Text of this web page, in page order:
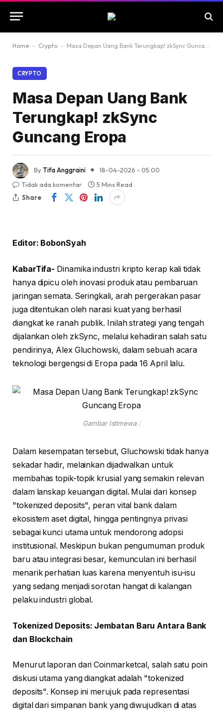
Home - Crypto - Masa Depan Uang Bank Terungkap! zkSync Guncang Eropa
CRYPTO
Masa Depan Uang Bank
Terungkap! zkSync
Guncang Eropa
ByTifa Anggraini
18-04-2026 - 05.00
Tidak ada komentar
5 Mins Read
Share
Editor: BobonSyah
KabarTifa- Dinamika industri kripto kerap kali tidak
hanya dipicu oleh inovasi produk atau pembaruan
jaringan semata. Seringkali, arah pergerakan pasar
juga ditentukan oleh narasi kuat yang berhasil
diangkat ke ranah publik. Inilah strategi yang tengah
dijalankan oleh zkSync, melalui kehadiran salah satu
pendirinya, Alex Gluchowski, dalam sebuah acara
teknologi bergengsi di Eropa pada 16 April lalu.
Gambar Istimewa :
Dalam kesempatan tersebut, Gluchowski tidak hanya
sekadar hadir, melainkan dijadwalkan untuk
membahas topik-topik krusial yang semakin relevan
dalam lanskap keuangan digital. Mulai dari konsep
"tokenized deposits", peran vital bank dalam
ekosistem aset digital, hingga pentingnya privasi
sebagai kunci utama untuk mendorong adopsi
institusional. Meskipun bukan pengumuman produk
baru atau integrasi besar, kemunculan ini berhasil
menarik perhatian luas karena menyentuh isu-isu
yang sedang menjadi sorotan hangat di kalangan
pelaku industri global.
Tokenized Deposits: Jembatan Baru Antara Bank
dan Blockchain
Menurut laporan dari Coinmarketcal, salah satu poin
diskusi utama yang diangkat adalah "tokenized
deposits". Konsep ini merujuk pada representasi
digital dari simpanan bank yang diwujudkan di atas